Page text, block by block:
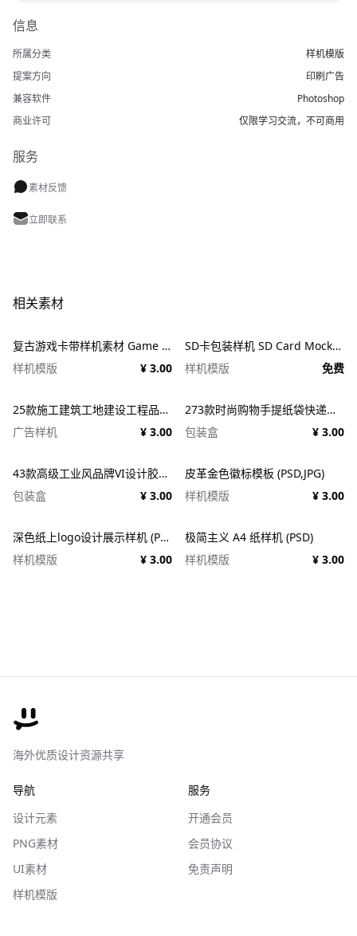
信息
所属分类
样机模版
提案方向
印刷广告
兼容软件
Photoshop
商业许可
仅限学习交流，不可商用
服务
素材反馈
立即联系
相关素材
复古游戏卡带样机素材 Game Cartridge Mockup Bundle Retro
样机模版
¥ 3.00
SD卡包装样机 SD Card Mockup
样机模版
免费
25款施工建筑工地建设工程品牌VI应用设计ps样机素材展示效果图 25x Construction Mockup Bundle Vol.02
广告样机
¥ 3.00
273款时尚购物手提纸袋快递气泡塑料袋纸箱设计贴图PSD样机 Printhouse Mockups Bundle v.1
包装盒
¥ 3.00
43款高级工业风品牌VI设计胶带包装纸盒名片信纸信封展示效果图PSD样机 Duct tape &#038; Box mockups
包装盒
¥ 3.00
皮革金色徽标模板 (PSD,JPG)
样机模版
¥ 3.00
深色纸上logo设计展示样机 (PSD)
样机模版
¥ 3.00
极简主义 A4 纸样机 (PSD)
样机模版
¥ 3.00
海外优质设计资源共享
导航
设计元素
PNG素材
UI素材
样机模版
服务
开通会员
会员协议
免责声明